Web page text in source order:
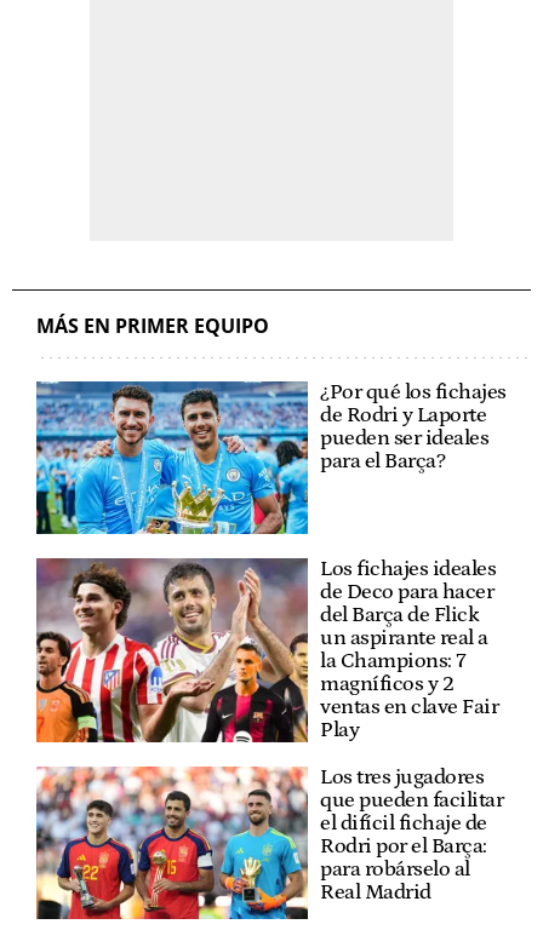
MÁS EN PRIMER EQUIPO
¿Por qué los fichajes
de Rodri y Laporte
pueden ser ideales
para el Barça?
Los fichajes ideales
de Deco para hacer
del Barça de Flick
un aspirante real a
la Champions: 7
magníficos y 2
ventas en clave Fair
Play
Los tres jugadores
que pueden facilitar
el difícil fichaje de
Rodri por el Barça:
para robárselo al
Real Madrid